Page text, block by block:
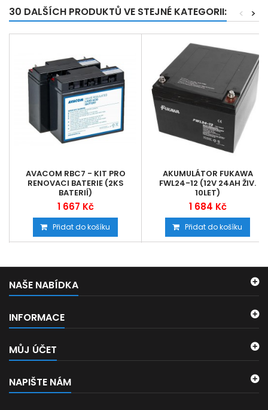
30 DALŠÍCH PRODUKTŮ VE STEJNÉ KATEGORII: >
<
AVACOM RBC7 - KIT PRO
RENOVACI BATERIE (2KS
BATERIÍ)
1 667 Kč
Přidat do košíku
AKUMULÁTOR FUKAWA
FWL24-12 (12V 24AH ŽIV.
10LET)
1 684 Kč
Přidat do košíku
NAŠE NABÍDKA
INFORMACE
MŮJ ÚČET
NAPIŠTE NÁM